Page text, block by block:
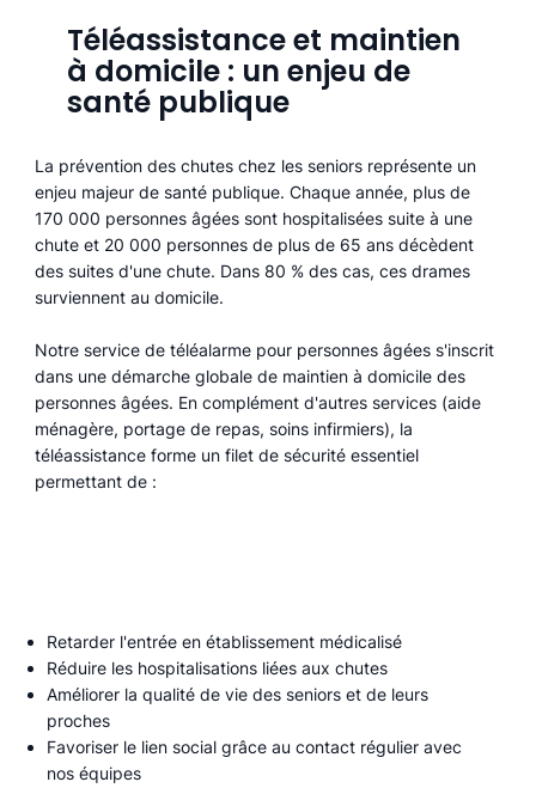
Téléassistance et maintien
à domicile : un enjeu de
santé publique
La prévention des chutes chez les seniors représente un
enjeu majeur de santé publique. Chaque année, plus de
170 000 personnes âgées sont hospitalisées suite à une
chute et 20 000 personnes de plus de 65 ans décèdent
des suites d'une chute. Dans 80 % des cas, ces drames
surviennent au domicile.
Notre service de téléalarme pour personnes âgées s'inscrit
dans une démarche globale de maintien à domicile des
personnes âgées. En complément d'autres services (aide
ménagère, portage de repas, soins infirmiers), la
téléassistance forme un filet de sécurité essentiel
permettant de :
Retarder l'entrée en établissement médicalisé
Réduire les hospitalisations liées aux chutes
Améliorer la qualité de vie des seniors et de leurs
proches
Favoriser le lien social grâce au contact régulier avec
nos équipes